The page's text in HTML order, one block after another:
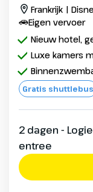
Frankrijk |
Eigen vervoer
Nieuw hotel,
Luxe kamers
Gratis shuttlebus
2 dagen -
entree